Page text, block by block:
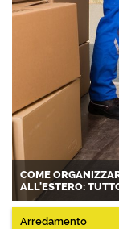
COME
ALL'ESTERO:
Arredamento